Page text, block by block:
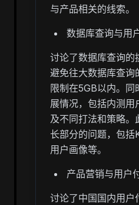
与产品相关的线索。
数据库查询与用
讨论了数据库查询的
避免往大数据库查询
限制在5GB以内。同
展情况，包括内测用
及不同打法和策略。
长部分的问题，包括
用户画像等。
产品营销与用户
讨论了中国国内用户